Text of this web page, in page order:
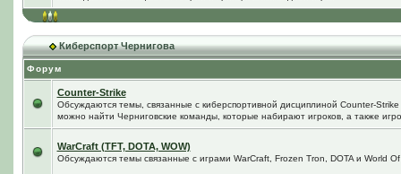
Киберспорт Чернигова
Форум
Counter-Strike
Обсуждаются темы, связанные с киберспортивной дисциплиной Counter-Strike
можно найти Черниговские команды, которые набирают игроков, а также
WarCraft (TFT, DOTA, WOW)
Обсуждаются темы связанные с играми WarCraft, Frozen Tron, DOTA и World